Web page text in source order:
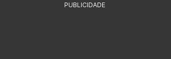
PUBLICIDADE